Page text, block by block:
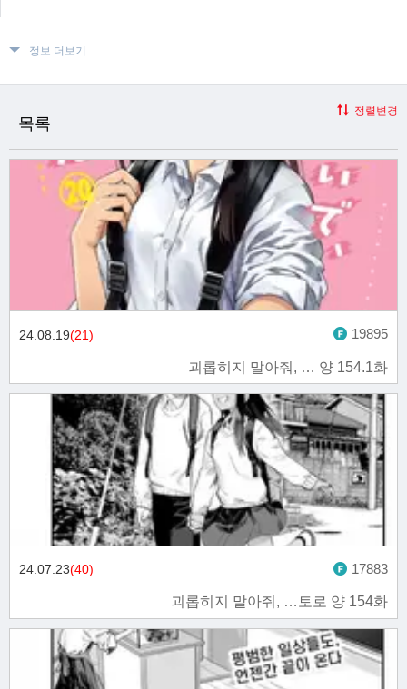
정보 더보기
목록
정렬변경
괴롭히지 말아줘, … 양 154.1화
24.08.19(21) 19895
괴롭히지 말아줘, …토로 양 154화
24.07.23(40) 17883